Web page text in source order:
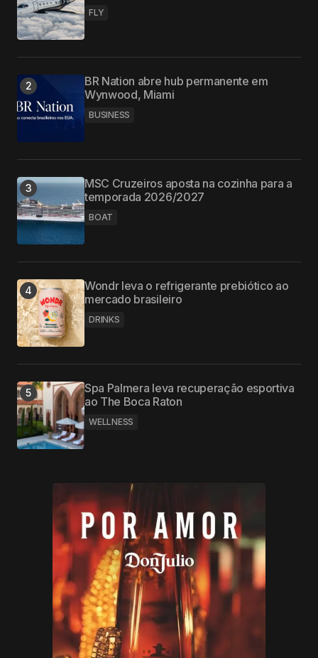
FLY
BR Nation abre hub permanente em
Wynwood, Miami
BUSINESS
MSC Cruzeiros aposta na cozinha para a
temporada 2026/2027
BOAT
Wondr leva o refrigerante prebiótico ao
mercado brasileiro
DRINKS
Spa Palmera leva recuperação esportiva
ao The Boca Raton
WELLNESS